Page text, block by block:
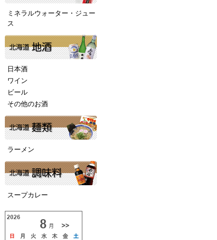
ミネラルウォーター・ジュー
ス
日本酒
ワイン
ビール
その他のお酒
ラーメン
スープカレー